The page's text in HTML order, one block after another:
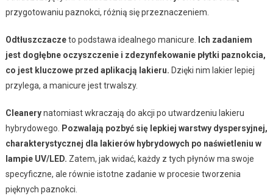
przygotowaniu paznokci, różnią się przeznaczeniem.
Odtłuszczaczeto podstawa idealnego manicure.
Ich zadaniem
jest dogłębne oczyszczenie i zdezynfekowanie płytki paznokcia,
co jest kluczowe przed aplikacją lakieru. Dzięki nim lakier lepiej
przylega, a manicure jest trwalszy.
Cleanerynatomiast wkraczają do akcji po utwardzeniu lakieru
hybrydowego.
Pozwalają pozbyć się lepkiej warstwy dyspersyjnej,
charakterystycznej dla lakierów hybrydowych po naświetleniu w
lampie UV/LED. Zatem, jak widać, każdy z tych płynów ma swoje
specyficzne, ale równie istotne zadanie w procesie tworzenia
pięknych paznokci.